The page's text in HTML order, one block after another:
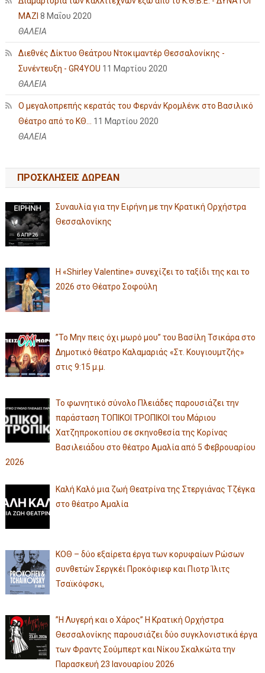
ΜΑΖΙ 8 Μαΐου 2020
ΘΑΛΕΙΑ
Διεθνές Δίκτυο Θεάτρου Ντοκιμαντέρ Θεσσαλονίκης -
Συνέντευξη - GR4YOU 11 Μαρτίου 2020
ΘΑΛΕΙΑ
Ο μεγαλοπρεπής κερατάς του Φερνάν Κρομλένκ στο Βασιλικό
Θέατρο από το ΚΘ...
11 Μαρτίου 2020
ΘΑΛΕΙΑ
ΠΡΟΣΚΛΗΣΕΙΣ ΔΩΡΕΑΝ
Συναυλία για την Ειρήνη με την Κρατική Ορχήστρα
Θεσσαλονίκης
Η «Shirley Valentine» συνεχίζει το ταξίδι της και το
2026 στο Θέατρο Σοφούλη
”Το Μην πεις όχι μωρό μου” του Βασίλη Τσικάρα στο
Δημοτικό θέατρο Καλαμαριάς «Στ. Κουγιουμτζής»
στις 9:15 μ.μ.
Το φωνητικό σύνολο Πλειάδες παρουσιάζει την
παράσταση ΤΟΠΙΚΟΙ ΤΡΟΠΙΚΟΙ του Μάριου
Χατζηπροκοπίου σε σκηνοθεσία της Κορίνας
Βασιλειάδου στο θέατρο Αμαλία από 5 Φεβρουαρίου
2026
Καλή Καλό μια ζωή Θεατρίνα της Στεργιάνας Τζέγκα
στο θέατρο Αμαλία
ΚΟΘ – δύο εξαίρετα έργα των κορυφαίων Ρώσων
συνθετών Σεργκέι Προκόφιεφ και Πιοτρ Ίλιτς
Τσαϊκόφσκι,
”Η Λυγερή και ο Χάρος” Η Κρατική Ορχήστρα
Θεσσαλονίκης παρουσιάζει δύο συγκλονιστικά έργα
των Φραντς Σούμπερτ και Νίκου Σκαλκώτα την
Παρασκευή 23 Ιανουαρίου 2026